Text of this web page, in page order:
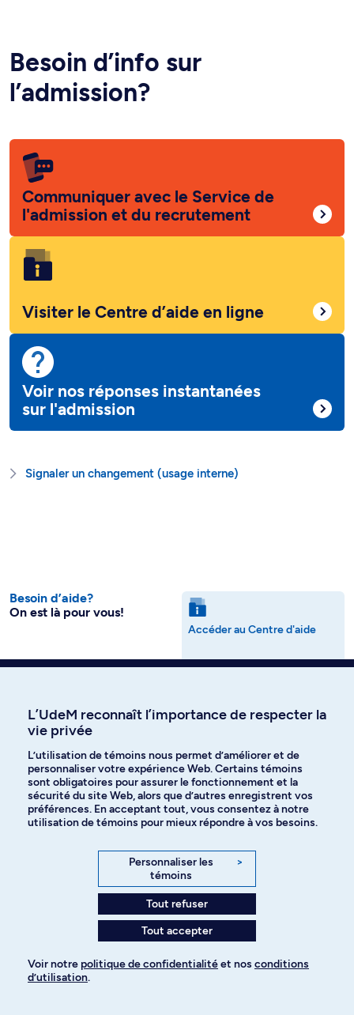
Besoin d’info sur
l’admission?
Communiquer avec le Service de
l'admission et du recrutement
Visiter le Centre d’aide en ligne
Voir nos réponses instantanées
sur l'admission
Signaler un changement (usage interne)
Besoin d’aide?
On est là pour vous!
Accéder au Centre d'aide
Poser une question par
courriel
Découvrir nos activités
Communiquer avec nous
par téléphone
Recevez nos trucs et conseils sur
l’admission et les études à l’UdeM
L’UdeM reconnaît l’importance de respecter la
vie privée
L’utilisation de témoins nous permet d’améliorer et de
personnaliser votre expérience Web. Certains témoins
sont obligatoires pour assurer le fonctionnement et la
sécurité du site Web, alors que d’autres enregistrent vos
préférences. En acceptant tout, vous consentez à notre
utilisation de témoins pour mieux répondre à vos besoins.
Personnaliser les
témoins
>
Tout refuser
Tout accepter
Voir notre politique de confidentialitéet nos conditions
d’utilisation.